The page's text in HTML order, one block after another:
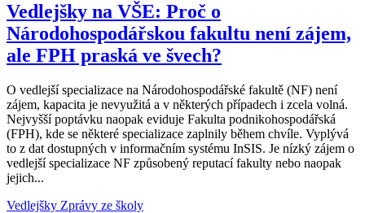
Vedlejšky na VŠE: Proč o
Národohospodářskou fakultu není zájem,
ale FPH praská ve švech?
O vedlejší specializace na Národohospodářské fakultě (NF) není
zájem, kapacita je nevyužitá a v některých případech i zcela volná.
Nejvyšší poptávku naopak eviduje Fakulta podnikohospodářská
(FPH), kde se některé specializace zaplnily během chvíle. Vyplývá
to z dat dostupných v informačním systému InSIS. Je nízký zájem o
vedlejší specializace NF způsobený reputací fakulty nebo naopak
jejich...
Vedlejšky Zprávy ze školy